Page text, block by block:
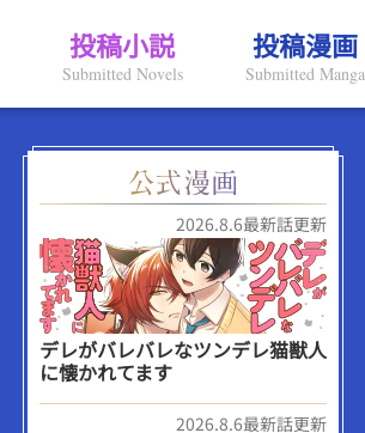
投稿小説
Submitted Novels
投稿漫画
Submitted Manga
2026.8.6最新話更新
デレがバレバレなツンデレ猫獣人
に懐かれてます
2026.8.6最新話更新